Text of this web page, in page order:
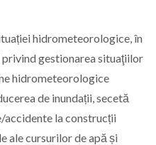
hidrometeorologice, în
gestionarea situaţiilor
hidrometeorologice
de inundații, secetă
la construcții
ale cursurilor de apă și